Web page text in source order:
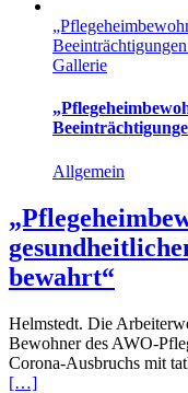
Gallerie
Allgemein
bewahrt“
Helmstedt. Die
Bewohner des AWO-
Corona-Ausbruchs mit
[…]